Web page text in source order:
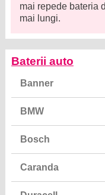
mai repede bateria
mai lungi.
Baterii auto
Banner
BMW
Bosch
Caranda